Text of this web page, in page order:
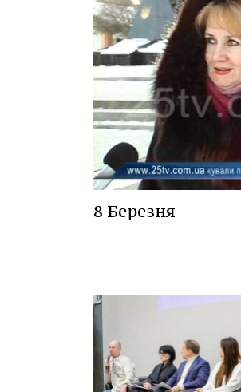
8 Березня